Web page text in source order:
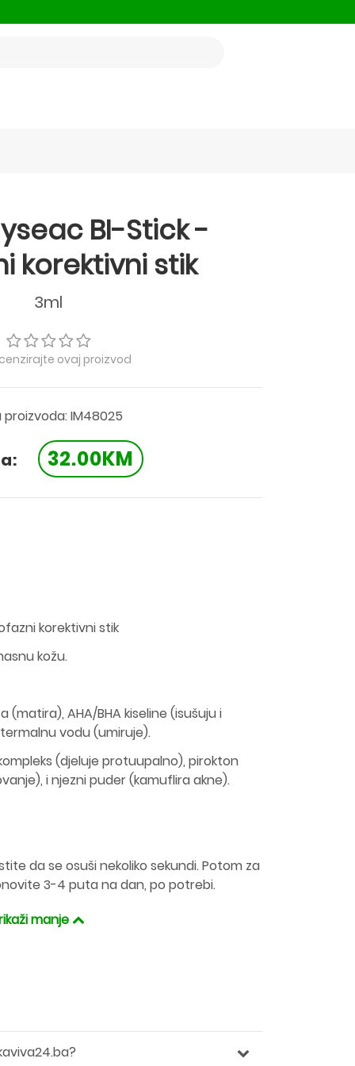
BI-Stick -
korektivni stik
3ml
ovaj proizvod
proizvoda: IM48025
32.00KM
korektivni stik
kožu.
(matira), AHA/BHA kiseline (isušuju i
vodu (umiruje).
(djeluje protuupalno), pirokton
i njezni puder (kamuflira akne).
da se osuši nekoliko sekundi. Potom za
3-4 puta na dan, po potrebi.
manje